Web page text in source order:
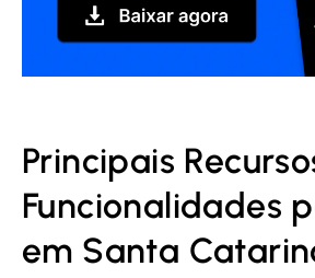
Principais
Funcionalidades
em Santa